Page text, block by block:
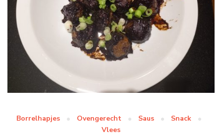
Borrelhapjes Ovengerecht Saus
Snack
Vlees